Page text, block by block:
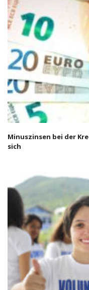
Minuszinsen bei der
sich